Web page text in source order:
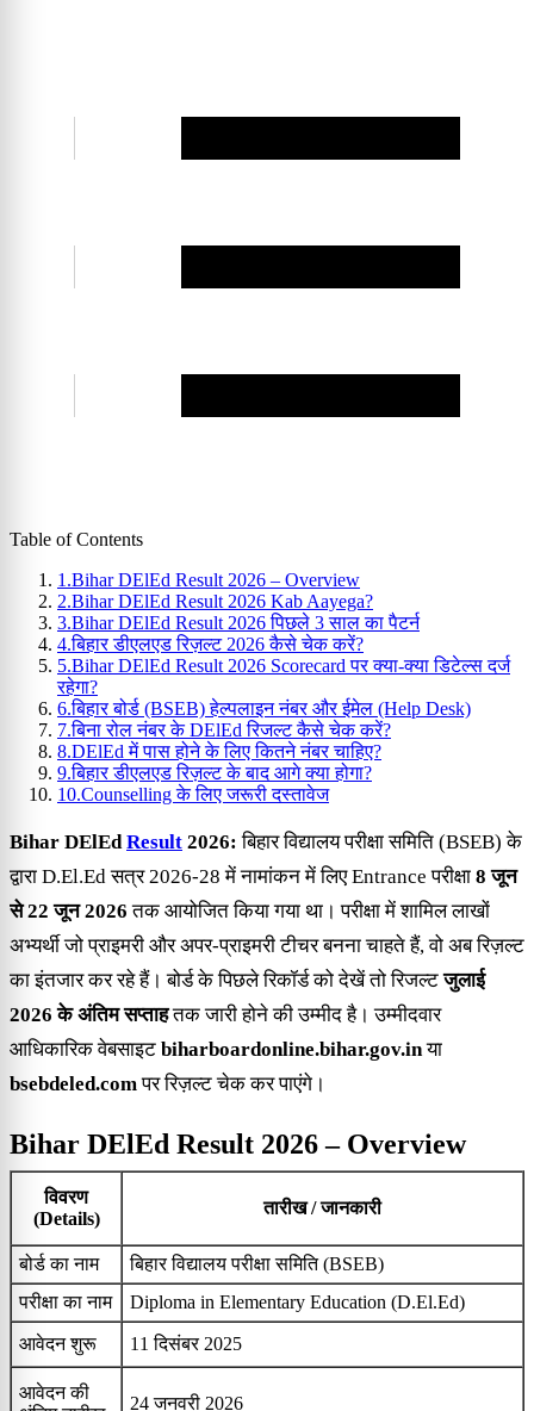
Table of Contents
1.Bihar DElEd Result 2026 – Overview
2.Bihar DElEd Result 2026 Kab Aayega?
3.Bihar DElEd Result 2026 पिछले 3 साल का पैटर्न
4.बिहार डीएलएड रिज़ल्ट 2026 कैसे चेक करें?
5.Bihar DElEd Result 2026 Scorecard पर क्या-क्या डिटेल्स दर्ज
रहेगा?
6.बिहार बोर्ड (BSEB) हेल्पलाइन नंबर और ईमेल (Help Desk)
7.बिना रोल नंबर के DElEd रिजल्ट कैसे चेक करें?
8.DElEd में पास होने के लिए कितने नंबर चाहिए?
9.बिहार डीएलएड रिज़ल्ट के बाद आगे क्या होगा?
10.Counselling के लिए जरूरी दस्तावेज
Bihar DElEdResult 2026: बिहार विद्यालय परीक्षा समिति (BSEB) के
द्वारा D.El.Ed सत्र 2026-28 में नामांकन में लिए Entrance परीक्षा 8 जून
से 22 जून 2026 तक आयोजित किया गया था। परीक्षा में शामिल लाखों
अभ्यर्थी जो प्राइमरी और अपर-प्राइमरी टीचर बनना चाहते हैं, वो अब रिज़ल्ट
का इंतजार कर रहे हैं। बोर्ड के पिछले रिकॉर्ड को देखें तो रिजल्टजुलाई
2026 के अंतिम सप्ताहतक जारी होने की उम्मीद है। उम्मीदवार
आधिकारिक वेबसाइट biharboardonline.bihar.gov.inया
bsebdeled.comपर रिज़ल्ट चेक कर पाएंगे।
Bihar DElEd Result 2026 – Overview
विवरण
(Details)
तारीख / जानकारी
बोर्ड का नाम
बिहार विद्यालय परीक्षा समिति (BSEB)
परीक्षा का नाम
Diploma in Elementary Education (D.El.Ed)
आवेदन शुरू 11 दिसंबर 2025
आवेदन की
24 जनवरी 2026